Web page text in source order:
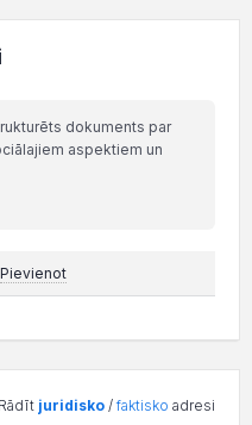
dokuments par
aspektiem un
Pievienot
Rādīt juridisko /faktisko adresi